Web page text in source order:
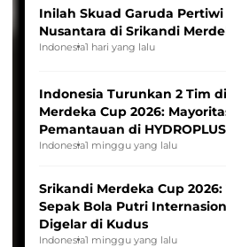
Inilah Skuad Garuda
Nusantara di Srikandi
Indonesia1 hari yang lalu
Indonesia Turunkan 2 Tim
Merdeka Cup 2026:
Pemantauan di
League
Indonesia1 minggu yang lalu
Srikandi Merdeka Cup
Sepak Bola Putri
Digelar di Kudus
Indonesia1 minggu yang lalu